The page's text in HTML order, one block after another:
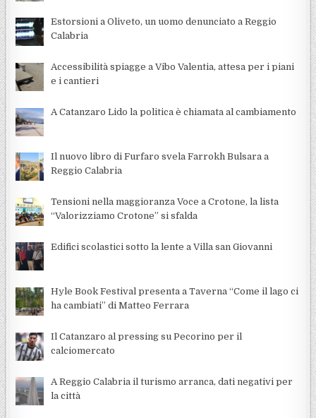
Estorsioni a Oliveto, un uomo denunciato a Reggio
Calabria
Accessibilità spiagge a Vibo Valentia, attesa per i piani
e i cantieri
A Catanzaro Lido la politica è chiamata al cambiamento
Il nuovo libro di Furfaro svela Farrokh Bulsara a
Reggio Calabria
Tensioni nella maggioranza Voce a Crotone, la lista
“Valorizziamo Crotone” si sfalda
Edifici scolastici sotto la lente a Villa san Giovanni
Hyle Book Festival presenta a Taverna “Come il lago ci
ha cambiati” di Matteo Ferrara
Il Catanzaro al pressing su Pecorino per il
calciomercato
A Reggio Calabria il turismo arranca, dati negativi per
la città